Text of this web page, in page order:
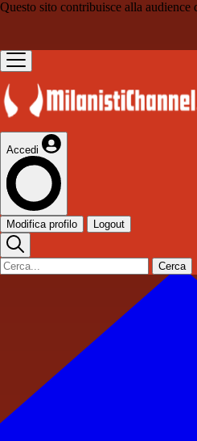
Questo sito contribuisce alla audience
Accedi
Modifica profilo Logout
Cerca